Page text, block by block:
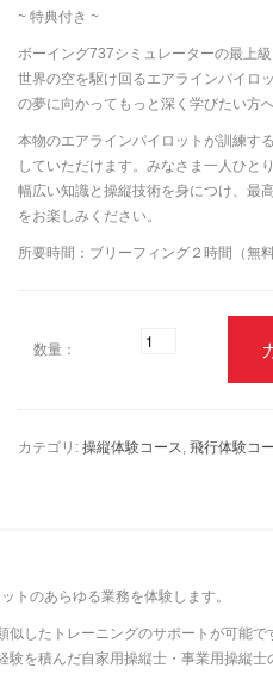
~ 特典付き ~
ボーイング737シミュレーターの最上級
世界の空を駆け回るエアラインパイロ
の夢に向かってもっと深く学びたい方へ
本物のエアラインパイロットが訓練す
していただけます。みなさま一人ひと
幅広い知識と操縦技術を身につけ、最
をお楽しみください。
所要時間：ブリーフィング２時間（無
数量：
カテゴリ: 操縦体験コース, 飛行体験コ
トのあらゆる業務を体験します。
したトレーニングのサポートが可能
を積んだ自家用操縦士・事業用操縦